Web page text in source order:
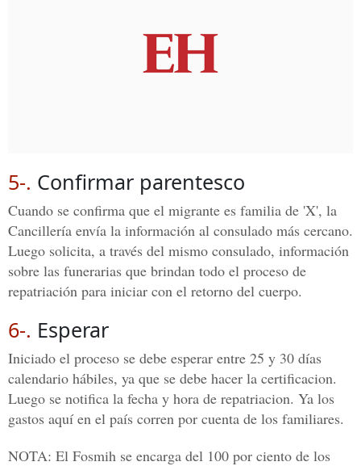
5-. Confirmar parentesco
Cuando se confirma que el migrante es familia de 'X', la
Cancillería envía la información al consulado más cercano.
Luego solicita, a través del mismo consulado, información
sobre las funerarias que brindan todo el proceso de
repatriación para iniciar con el retorno del cuerpo.
6-. Esperar
Iniciado el proceso se debe esperar entre 25 y 30 días
calendario hábiles, ya que se debe hacer la certificacion.
Luego se notifica la fecha y hora de repatriacion. Ya los
gastos aquí en el país corren por cuenta de los familiares.
NOTA: El Fosmih se encarga del 100 por ciento de los